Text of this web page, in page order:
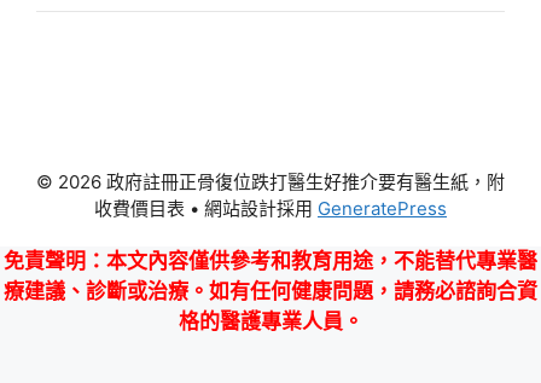
© 2026 政府註冊正骨復位跌打醫生好推介要有醫生紙，附
收費價目表 • 網站設計採用 GeneratePress
免責聲明 ：本文內容僅供參考和教育用途，不能替代專業醫
療建議、診斷或治療。如有任何健康問題，請務必諮詢合資
格的醫護專業人員。